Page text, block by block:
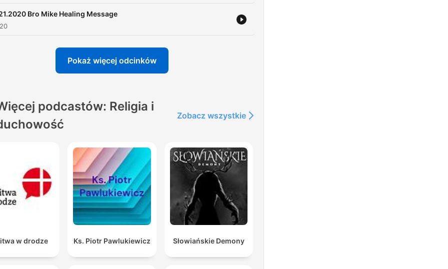
Bro Mike Healing Message
Pokaż więcej odcinków
podcastów: Religia i
Zobacz wszystkie
w drodze Ks. Piotr Pawlukiewicz Słowiańskie Demony